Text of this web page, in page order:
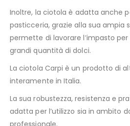
Inoltre, la ciotola è adatta anche
pasticceria, grazie alla sua ampia
permette di lavorare l’impasto
grandi quantità di dolci.
La ciotola Carpi è un prodotto di
interamente in Italia.
La sua robustezza, resistenza e
adatta per l’utilizzo sia in ambito
professionale.